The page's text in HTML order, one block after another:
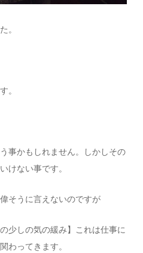
。
。
事かもしれません。しかしその
けない事です。
そうに言えないのですが
少しの気の緩み】これは仕事に
わってきます。